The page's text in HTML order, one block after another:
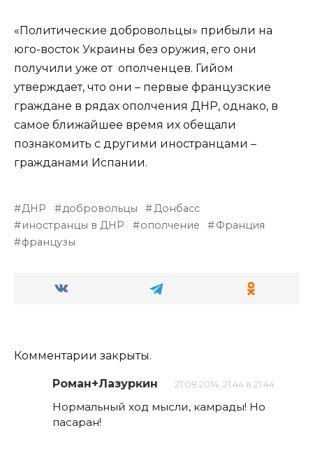
«Политические добровольцы» прибыли на
юго-восток Украины без оружия, его они
получили уже от ополченцев. Гийом
утверждает, что они – первые французские
граждане в рядах ополчения ДНР, однако, в
самое ближайшее время их обещали
познакомить с другими иностранцами –
гражданами Испании.
ДНР добровольцы
Донбасс
иностранцы в ДНР
ополчение
Франция
французы
Комментарии закрыты.
Роман+Лазуркин 21.08.2014, 21:44 в 21:44
Нормальный ход мысли, камрады! Но
пасаран!